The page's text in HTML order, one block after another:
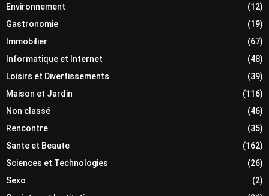
Environnement
(12)
Gastronomie
(19)
Immobilier
(67)
Informatique et Internet
(48)
Loisirs et Divertissements
(39)
Maison et Jardin
(116)
Non classé
(46)
Rencontre
(35)
Sante et Beaute
(162)
Sciences et Technologies
(26)
Sexo
(2)